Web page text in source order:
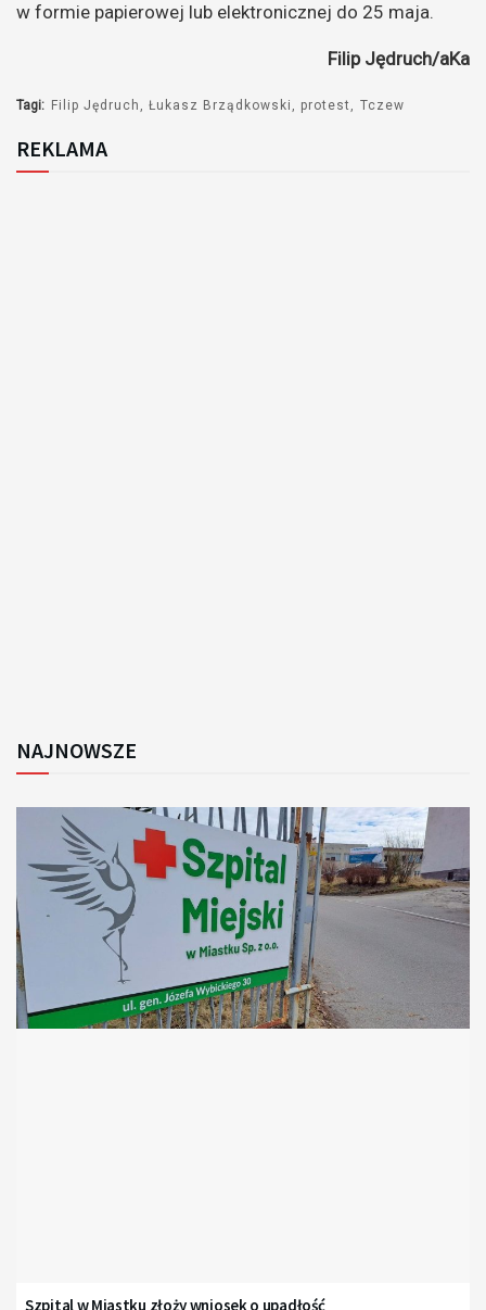
w formie papierowej lub elektronicznej do 25 maja.
Filip Jędruch/aKa
Tagi: Filip Jędruch Łukasz Brządkowski protest Tczew
REKLAMA
NAJNOWSZE
Szpital w Miastku złoży wniosek o upadłość